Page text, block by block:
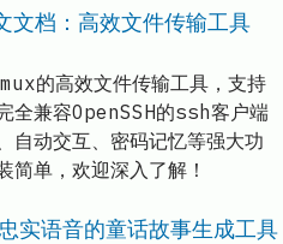
：高效文件传输工具
的高效文件传输工具，支持
全兼容OpenSSH的ssh客户端
自动交互、密码记忆等强大功
简单，欢迎深入了解！
实语音的童话故事生成工具